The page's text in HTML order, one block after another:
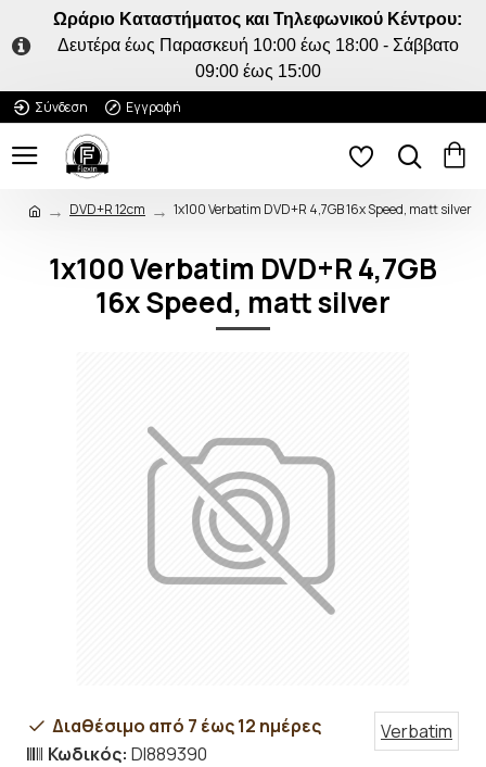
Ωράριο Καταστήματος και Τηλεφωνικού Κέντρου:
Δευτέρα έως Παρασκευή 10:00 έως 18:00 - Σάββατο
09:00 έως 15:00
Σύνδεση
Εγγραφή
DVD+R 12cm 1x100 Verbatim DVD+R 4,7GB 16x Speed, matt silver
1x100 Verbatim DVD+R 4,7GB
16x Speed, matt silver
Διαθέσιμο από 7 έως 12 ημέρες
Κωδικός: DI889390
Verbatim